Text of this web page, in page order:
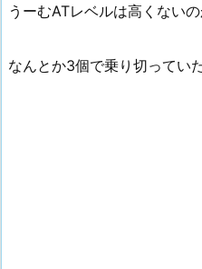
うーむATレベルは高くないの
なんとか3個で乗り切ってい